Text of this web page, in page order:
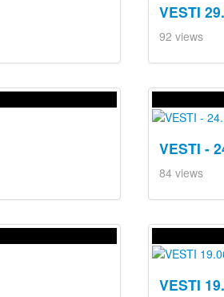
VESTI
92 views
VESTI -
84 views
VESTI